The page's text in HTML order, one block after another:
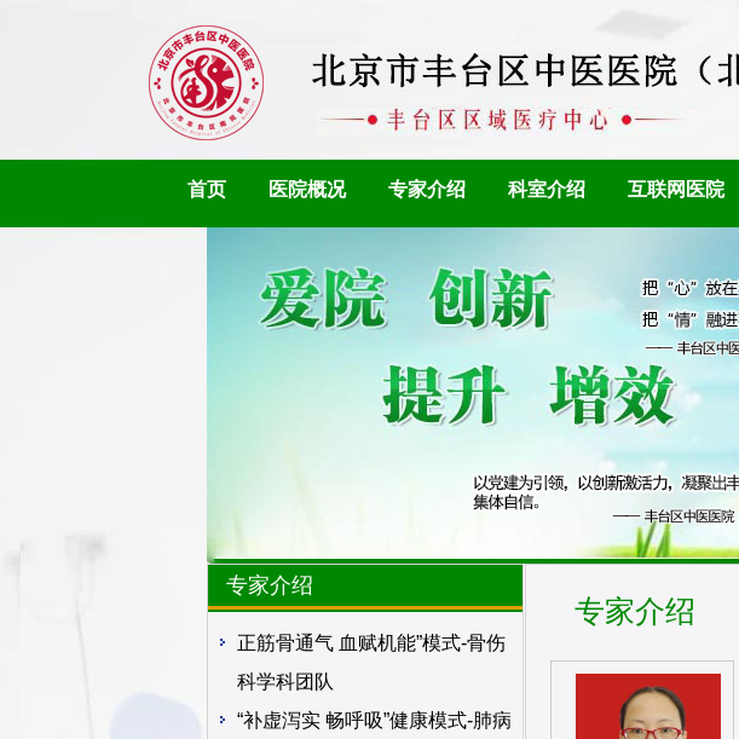
首页 医院概况 专家介绍 科室介绍 互联网医院
专家介绍
正筋骨通气 血赋机能”模式-骨伤
科学科团队
“补虚泻实 畅呼吸”健康模式-肺病
专家介绍